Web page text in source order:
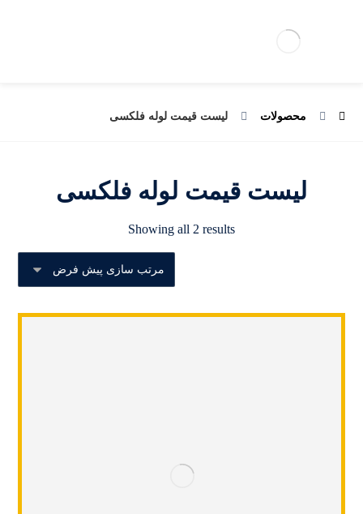
محصولات لیست قیمت لوله فلکسی
لیست قیمت لوله فلکسی
Showing all 2 results